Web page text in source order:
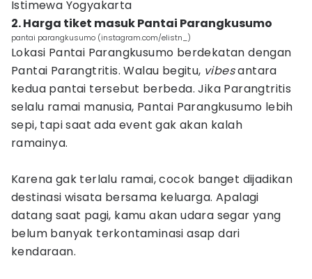
Istimewa Yogyakarta
2. Harga tiket masuk Pantai Parangkusumo
pantai parangkusumo (instagram.com/elistn_)
Lokasi Pantai Parangkusumo berdekatan dengan
Pantai Parangtritis. Walau begitu, vibesantara
kedua pantai tersebut berbeda. Jika Parangtritis
selalu ramai manusia, Pantai Parangkusumo lebih
sepi, tapi saat ada event gak akan kalah
ramainya.
Karena gak terlalu ramai, cocok banget dijadikan
destinasi wisata bersama keluarga. Apalagi
datang saat pagi, kamu akan udara segar yang
belum banyak terkontaminasi asap dari
kendaraan.